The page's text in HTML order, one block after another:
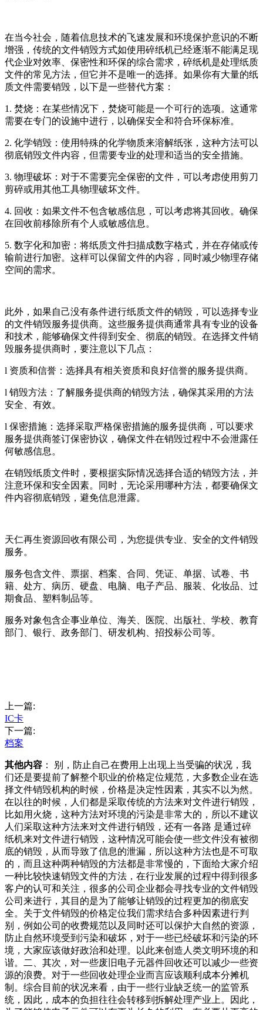
在当今社会，随着信息技术的飞速发展和环境保护意识的不断
增强，传统的文件销毁方式如使用碎纸机已经逐渐不能满足现
代企业对效率、保密性和环保的综合需求，碎纸机是处理纸质
文件的常见方法，但它并不是唯一的选择。如果你有大量的纸
质文件需要销毁，以下是一些替代方案：
1. 焚烧：在某些情况下，焚烧可能是一个可行的选项。这通常
需要在专门的设施中进行，以确保安全和符合环保标准。
2. 化学销毁：使用特殊的化学物质来溶解纸张，这种方法可以
彻底销毁文件内容，但需要专业的处理和适当的安全措施。
3. 物理破坏：对于不需要完全保密的文件，可以考虑使用剪刀
剪碎或用其他工具物理破坏文件。
4. 回收：如果文件不包含敏感信息，可以考虑将其回收。确保
在回收前移除所有个人或敏感信息。
5. 数字化和加密：将纸质文件扫描成数字格式，并在存储或传
输前进行加密。这样可以保留文件的内容，同时减少物理存储
空间的需求。
此外，如果自己没有条件进行纸质文件的销毁，可以选择专业
的文件销毁服务提供商。这些服务提供商通常具有专业的设备
和技术，能够确保文件得到安全、彻底的销毁。在选择文件销
毁服务提供商时，要注意以下几点：
l 资质和信誉：选择具有相关资质和良好信誉的服务提供商。
l 销毁方法：了解服务提供商的销毁方法，确保其采用的方法
安全、有效。
l 保密措施：选择采取严格保密措施的服务提供商，可以要求
服务提供商签订保密协议，确保文件在销毁过程中不会泄露任
何敏感信息。
在销毁纸质文件时，要根据实际情况选择合适的销毁方法，并
注意环保和安全因素。同时，无论采用哪种方法，都要确保文
件内容彻底销毁，避免信息泄露。
天仁再生资源回收有限公司，为您提供专业、安全的文件销毁
服务。
服务包含文件、票据、档案、合同、凭证、单据、试卷、书
籍、处方、病历、硬盘、电脑、电子产品、服装、化妆品、过
期食品、塑料制品等。
服务对象包含企事业单位、海关、医院、出版社、学校、教育
部门、银行、政务部门、研发机构、招投标公司等。
上一篇:
IC卡
下一篇:
档案
其他内容 ： 别，防止自己在费用上出现上当受骗的状况，我
们还是要提前了解整个职业的价格定位规范，大多数企业在选
择文件销毁机构的时候，价格是决定性因素，其实不以为然。
在以往的时候，人们都是采取传统的方法来对文件进行销毁，
比如用火烧，这种方法对环境的污染是非常大的，所以不建议
人们采取这种方法来对文件进行销毁，还有一各路 是通过碎
纸机来对文件进行销毁，这种情况可能会使一些文件没有被彻
底的销毁，从而导致了信息的泄漏，所以这种方法也是不可取
的，而且这种两种销毁的方法都是非常慢的，下面给大家介绍
一种比较快速销毁文件的方法，在行业发展的过程中得到很多
客户的认可和关注，很多的公司企业都会寻找专业的文件销毁
公司来进行，其目的是为了能够让销毁的过程更加的彻底安
全。关于文件销毁的价格定位我们需求结合多种因素进行判
别，例如公司的收费规范以及同时还可以保护大自然的资源，
防止自然环境受到污染和破坏，对于一些已经破坏和污染的环
境，大家应该做好政治和处理。以此来创造人类文明环境的和
谐。二、其次，对一些废旧电子元器件回收还可以减少一些资
源的浪费。对于一些回收处理企业而言应该顺利成本分摊机
制。综合目前的状况来看，由于一些行业缺乏统一的监管系
统，因此，成本的负担往往会转移到拆解处理产业上。因此，